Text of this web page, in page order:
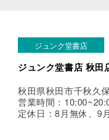
ジュンク堂書店
ジュンク堂書店 秋田
秋田県秋田市千秋久
営業時間：
定休日：8月無休、9